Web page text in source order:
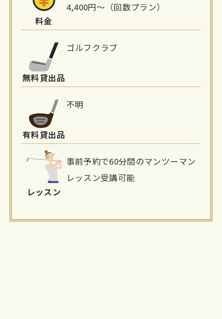
料金
4,400円〜（回数プラン）
無料貸出品
ゴルフクラブ
有料貸出品
不明
レッスン
事前予約で60分間のマンツーマン
レッスン受講可能